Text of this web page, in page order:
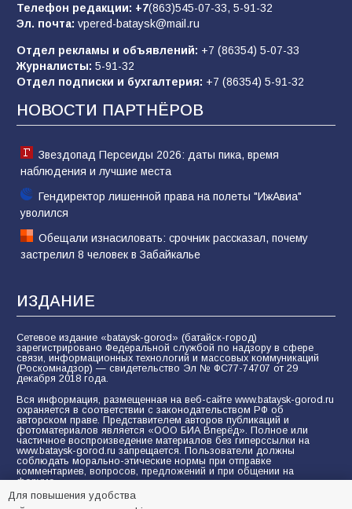
«Слухами Москву не возьмёшь»: почему
заявления Киева о мобилизации — это
отчаяние, а не разведка
81 02.08.2026
Телефон редакции: +7(863)545-07-33, 5-91-32
Эл. почта: vpered-bataysk@mail.ru
Отдел рекламы и объявлений: +7 (86354) 5-07-33
Журналисты: 5-91-32
Отдел подписки и бухгалтерия: +7 (86354) 5-91-32
НОВОСТИ ПАРТНЁРОВ
Звездопад Персеиды 2026: даты пика, время
наблюдения и лучшие места
Гендиректор лишенной права на полеты "ИжАвиа"
уволился
Обещали изнасиловать: срочник рассказал, почему
застрелил 8 человек в Забайкалье
ИЗДАНИЕ
Сетевое издание «bataysk-gorod» (батайск-город)
зарегистрировано Федеральной службой по надзору в сфере
связи, информационных технологий и массовых коммуникаций
(Роскомнадзор) — свидетельство Эл № ФС77-74707 от 29
декабря 2018 года.
Вся информация, размещенная на веб-сайте www.bataysk-gorod.ru
охраняется в соответствии с законодательством РФ об
авторском праве. Представителем авторов публикаций и
фотоматериалов является «ООО БИА Вперёд». Полное или
частичное воспроизведение материалов без гиперссылки на
www.bataysk-gorod.ru запрещается. Пользователи должны
соблюдать морально-этические нормы при отправке
комментариев, вопросов, предложений и при общении на
форуме.
Политика конфиденциальности и защиты информации
Для повышения удобства